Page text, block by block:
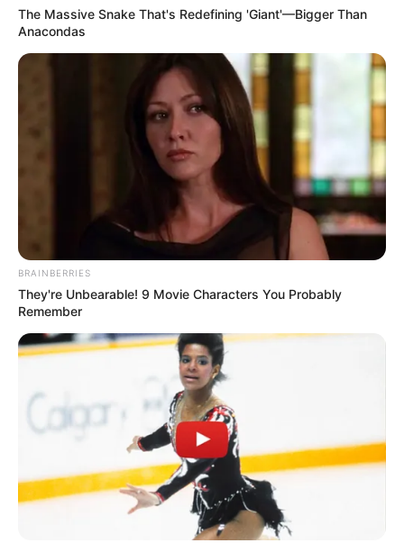
Prefeito apresenta proposta para acabar com o cargo de
Agente Comunitário de Saúde. — Foto/Reprodução.
Projeto de Lei para Extinção de Cargos de Agente de Saúde
Auxiliar de Enfermagemna Saúde Municipal.
PublicadonoJASB
bro .2023.
Grupos no WhatsApp | Quem pensa que já viu de tudo, não sabe o
quanto está equivocado, quando o assunto é administração pública
municipal com pouco comprometimento com a saúde publica. O
caso envolvendo o
Prefeito de Buriti (
administração sem a mínima noção da importância da saúde da
The Massive Snake That's Redefining 'Giant'—Bigger Than
Anacondas
BRAINBERRIES
They're Unbearable! 9 Movie Characters You Probably
Remember